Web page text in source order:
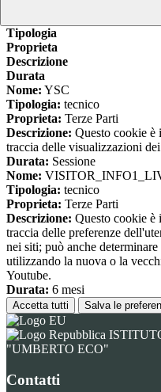
Tipologia
Proprieta
Descrizione
Durata
Nome: YSC
Tipologia: tecnico
Proprieta: Terze Parti
Descrizione: Questo cookie è
traccia delle visualizzazioni
Durata: Sessione
Nome:
Tipologia: tecnico
Proprieta: Terze Parti
Descrizione: Questo cookie è
traccia delle preferenze
nei siti; può anche
utilizzando la nuova o la
Youtube.
Durata: 6 mesi
Accetta tutti Salva le
"UMBERTO ECO"
Contatti